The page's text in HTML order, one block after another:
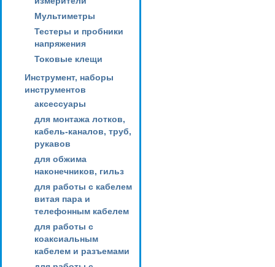
Мультиметры
Тестеры и пробники
напряжения
Токовые клещи
Инструмент, наборы
инструментов
аксессуары
для монтажа лотков,
кабель-каналов, труб,
рукавов
для обжима
наконечников, гильз
для работы с кабелем
витая пара и
телефонным кабелем
для работы с
коаксиальным
кабелем и разъемами